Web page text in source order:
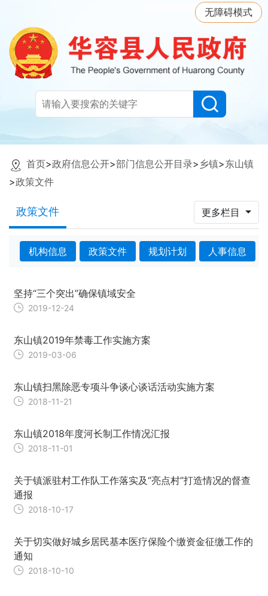
无障碍模式
首页>政府信息公开>部门信息公开目录> 乡镇>东山镇
>政策文件
政策文件 更多栏目
机构信息 政策文件 规划计划 人事信息
坚持“三个突出”确保镇域安全
2019-12-24
东山镇2019年禁毒工作实施方案
2019-03-06
东山镇扫黑除恶专项斗争谈心谈话活动实施方案
2018-11-21
东山镇2018年度河长制工作情况汇报
2018-11-01
关于镇派驻村工作队工作落实及“亮点村”打造情况的督查
通报
2018-10-17
关于切实做好城乡居民基本医疗保险个缴资金征缴工作的
通知
2018-10-10